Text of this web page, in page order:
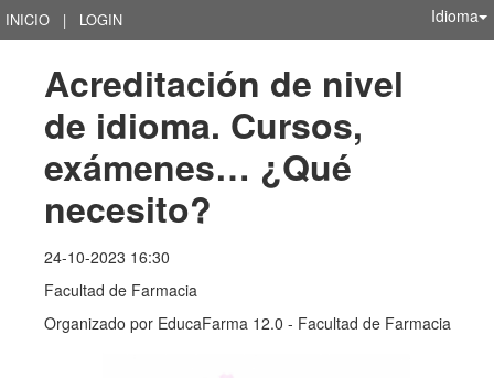
INICIO | LOGIN Idioma
Acreditación de nivel
de idioma. Cursos,
exámenes… ¿Qué
necesito?
24-10-2023 16:30
Facultad de Farmacia
Organizado por EducaFarma 12.0 - Facultad de Farmacia